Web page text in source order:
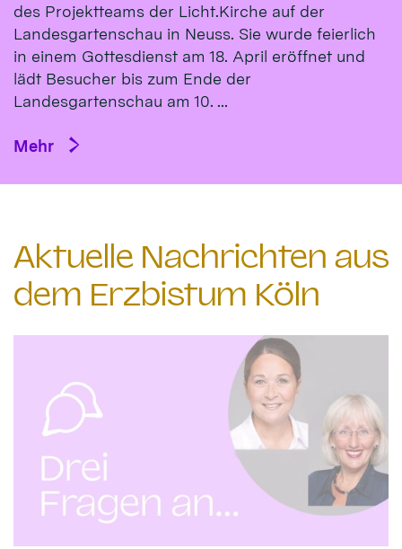
des Projektteams der Licht.Kirche auf der
Landesgartenschau in Neuss. Sie wurde feierlich
in einem Gottesdienst am 18. April eröffnet und
lädt Besucher bis zum Ende der
Landesgartenschau am 10. ...
Mehr
Aktuelle Nachrichten aus
dem Erzbistum Köln